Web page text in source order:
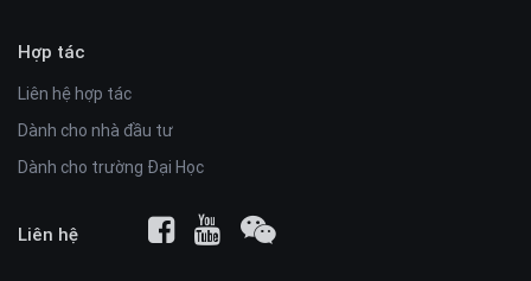
Hợp tác
Liên hệ hợp tác
Dành cho nhà đầu tư
Dành cho trường Đại Học
Liên hệ